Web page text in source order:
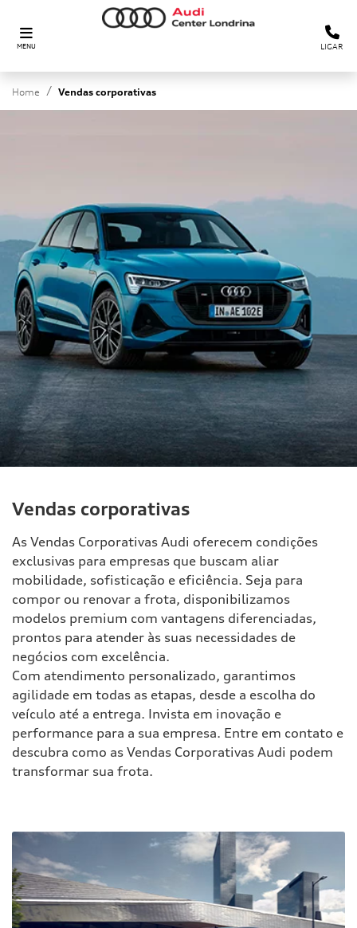
MENU LIGAR
Home Vendas corporativas
Vendas corporativas
As Vendas Corporativas Audi oferecem condições
exclusivas para empresas que buscam aliar
mobilidade, sofisticação e eficiência. Seja para
compor ou renovar a frota, disponibilizamos
modelos premium com vantagens diferenciadas,
prontos para atender às suas necessidades de
negócios com excelência.
Com atendimento personalizado, garantimos
agilidade em todas as etapas, desde a escolha do
veículo até a entrega. Invista em inovação e
performance para a sua empresa. Entre em contato e
descubra como as Vendas Corporativas Audi podem
transformar sua frota.